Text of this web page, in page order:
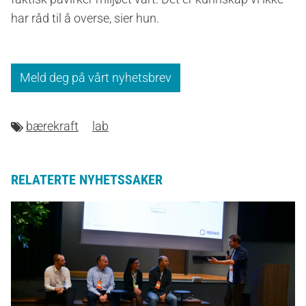
har råd til å overse, sier hun.
Meld deg på vårt nyhetsbrev
bærekraft lab
RELATERTE NYHETSSAKER